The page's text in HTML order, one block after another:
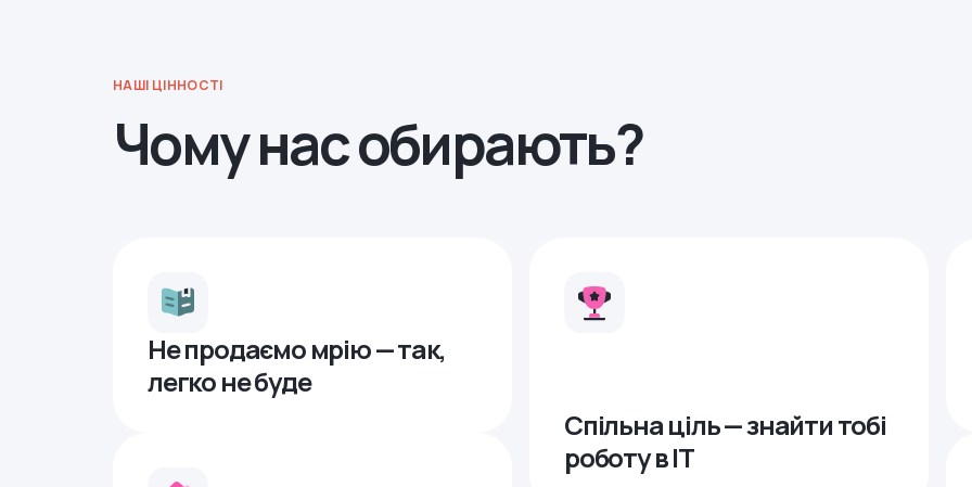
НАШІ ЦІННОСТІ
Чому нас обирають?
Не продаємо мрію — так,
легко не буде
Спільна ціль — знайти тобі
роботу в ІТ